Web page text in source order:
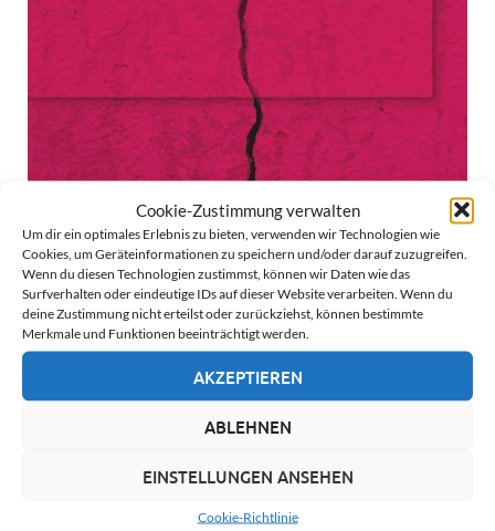
Cookie-Zustimmung verwalten
Um dir ein optimales Erlebnis zu bieten, verwenden wir Technologien wie
Cookies, um Geräteinformationen zu speichern und/oder darauf zuzugreifen.
Wenn du diesen Technologien zustimmst, können wir Daten wie das
Surfverhalten oder eindeutige IDs auf dieser Website verarbeiten. Wenn du
deine Zustimmung nicht erteilst oder zurückziehst, können bestimmte
Merkmale und Funktionen beeinträchtigt werden.
AKZEPTIEREN
ABLEHNEN
EINSTELLUNGEN ANSEHEN
Cookie-Richtlinie
The International Handbook of Online
Deviance